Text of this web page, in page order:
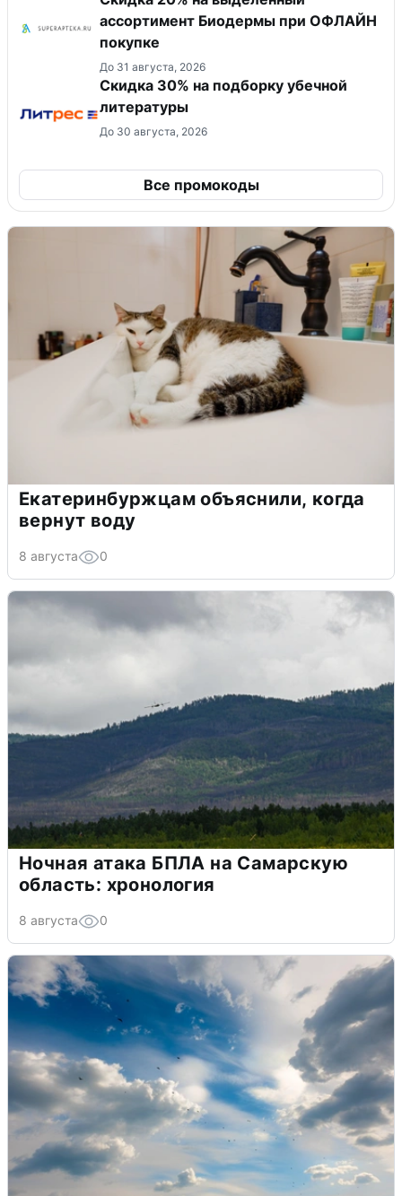
ассортимент Биодермы при ОФЛАЙН
покупке
До 31 августа, 2026
Скидка 30% на подборку убечной
литературы
До 30 августа, 2026
Все промокоды
Екатеринбуржцам объяснили, когда
вернут воду
8 августа 0
Ночная атака БПЛА на Самарскую
область: хронология
8 августа 0